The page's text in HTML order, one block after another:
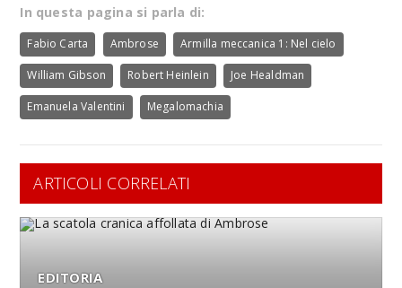
In questa pagina si parla di:
Fabio Carta Ambrose Armilla meccanica 1: Nel cielo
William Gibson Robert Heinlein Joe Healdman
Emanuela Valentini Megalomachia
ARTICOLI CORRELATI
EDITORIA